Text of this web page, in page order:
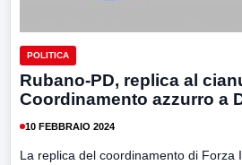
POLITICA
Rubano-PD, replica al
Coordinamento azzurro a
10 FEBBRAIO 2024
La replica del coordinamento di Forza